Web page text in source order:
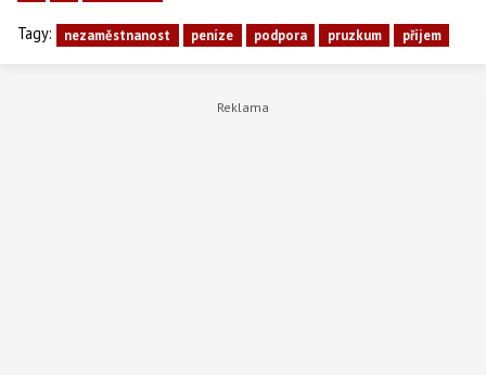
Tagy: nezaměstnanost peníze podpora pruzkum příjem